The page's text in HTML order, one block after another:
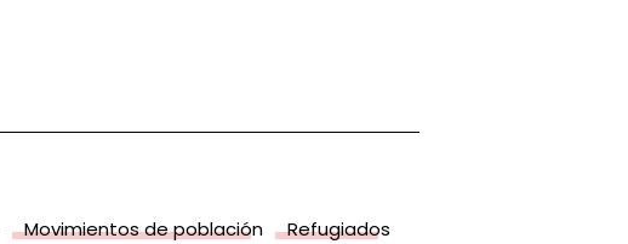
Movimientos de población Refugiados